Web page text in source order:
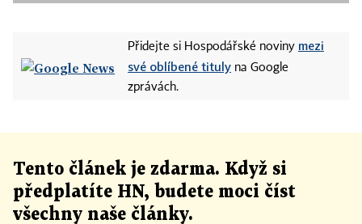
Přidejte si Hospodářské noviny mezi
své oblíbené tituly na Google
zprávách.
Tento článek je zdarma. Když si
předplatíte HN, budete moci číst
všechny naše články.